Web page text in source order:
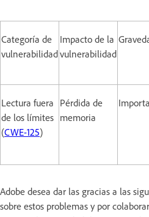
Categoría de
vulnerabilidad
Impacto de la
vulnerabilidad
Lectura fuera
de los límites
(CWE-125)
Pérdida de
memoria
Adobe desea dar las gracias a las
sobre estos problemas y por